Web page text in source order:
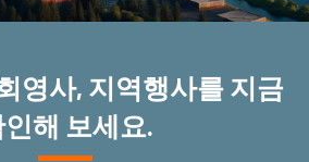
영사, 지역행사를 지금
해 보세요.